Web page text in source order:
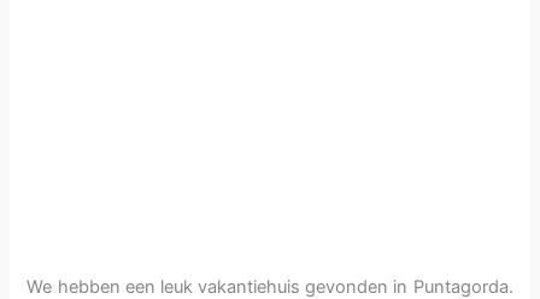
We hebben een leuk vakantiehuis gevonden in Puntagorda.